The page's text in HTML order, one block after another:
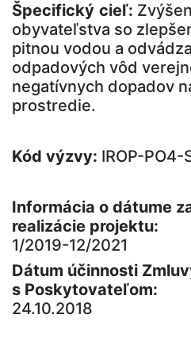
Špecifický cieľ:
obyvateľstva so
pitnou vodou a
odpadových vôd
negatívnych dopadov
prostredie.
Kód výzvy: IROP-PO4-
Informácia o dátume
realizácie projektu:
1/2019-12/2021
Dátum účinnosti
s Poskytovateľom:
24.10.2018